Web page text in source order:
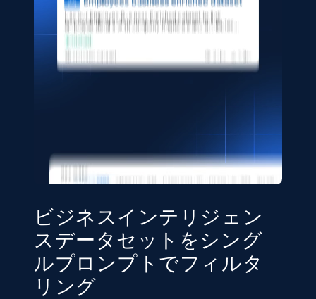
Instagram - Profiles
Social media
Crunchbase companies information
Name, URL, ID, Cb rank, Region, About,
ビジネスインテリジェン
スデータセットをシング
ルプロンプトでフィルタ
リング